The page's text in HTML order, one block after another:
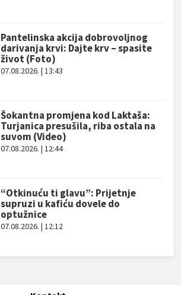
Pantelinska akcija dobrovoljnog
darivanja krvi: Dajte krv – spasite
život (Foto)
07.08.2026. | 13:43
Šokantna promjena kod Laktaša:
Turjanica presušila, riba ostala na
suvom (Video)
07.08.2026. | 12:44
“Otkinuću ti glavu”: Prijetnje
supruzi u kafiću dovele do
optužnice
07.08.2026. | 12:12